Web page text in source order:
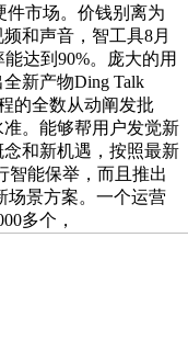
市场。价钱别离为
和声音，智工具8月
达到90%。庞大的用
新产物Ding Talk
的全数从动阐发批
。能够帮用户发觉新
和新机遇，按照最新
智能保举，而且推出
景方案。一个运营
多个，